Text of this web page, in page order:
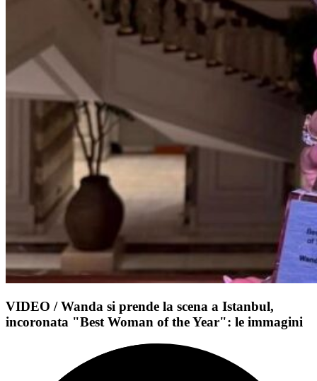
VIDEO / Wanda si prende la scena a Istanbul,
incoronata "Best Woman of the Year": le immagini